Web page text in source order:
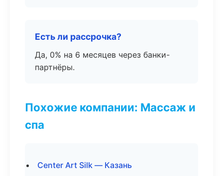
Есть ли рассрочка?
Да, 0% на 6 месяцев через банки-
партнёры.
Похожие компании: Массаж и
спа
Center Art Silk — Казань